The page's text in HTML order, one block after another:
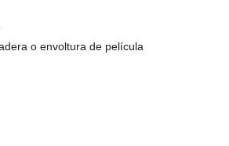
o envoltura de película